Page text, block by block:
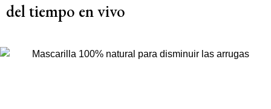
del tiempo en vivo